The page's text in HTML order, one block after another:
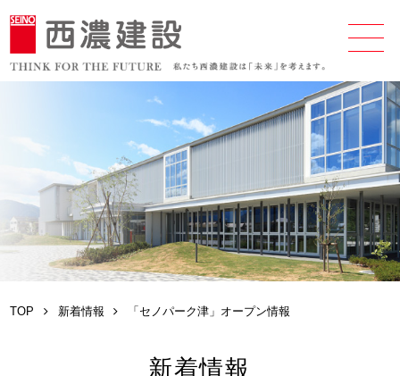
TOP 新着情報 「セノパーク津」オープン情報
新着情報